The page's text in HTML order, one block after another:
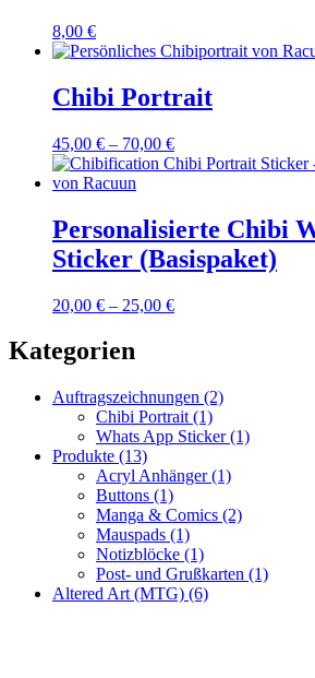
8,00 €
Chibi Portrait
45,00 € – 70,00 €
Personalisierte Chibi
Sticker (Basispaket)
20,00 € – 25,00 €
Kategorien
Auftragszeichnungen (2)
Chibi Portrait (1)
Whats App Sticker(1)
Produkte (13)
Acryl Anhänger(1)
Buttons (1)
Manga & Comics (2)
Mauspads (1)
Notizblöcke (1)
Post- und Grußkarten (1)
Altered Art (MTG) (6)